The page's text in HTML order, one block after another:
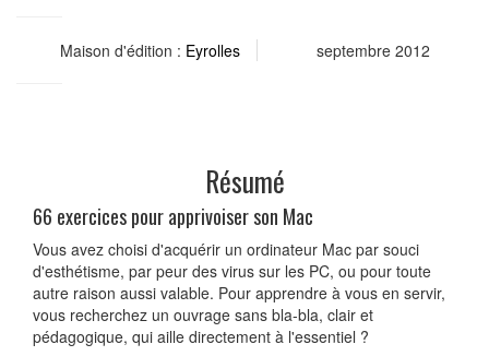
Maison d'édition : Eyrolles septembre 2012
Résumé
66 exercices pour apprivoiser son Mac
Vous avez choisi d'acquérir un ordinateur Mac par souci
d'esthétisme, par peur des virus sur les PC, ou pour toute
autre raison aussi valable. Pour apprendre à vous en servir,
vous recherchez un ouvrage sans bla-bla, clair et
pédagogique, qui aille directement à l'essentiel ?